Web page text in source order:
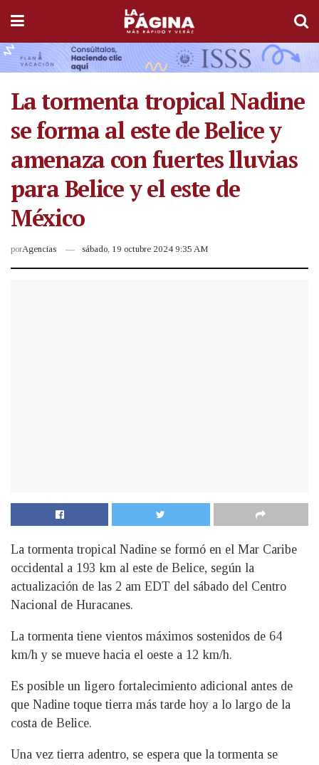
La tormenta tropical Nadine
se forma al este de Belice y
amenaza con fuertes lluvias
para Belice y el este de
México
porAgencias sábado, 19 octubre 2024 9:35 AM
La tormenta tropical Nadine se formó en el Mar Caribe
occidental a 193 km al este de Belice, según la
actualización de las 2 am EDT del sábado del Centro
Nacional de Huracanes.
La tormenta tiene vientos máximos sostenidos de 64
km/h y se mueve hacia el oeste a 12 km/h.
Es posible un ligero fortalecimiento adicional antes de
que Nadine toque tierra más tarde hoy a lo largo de la
costa de Belice.
Una vez tierra adentro, se espera que la tormenta se